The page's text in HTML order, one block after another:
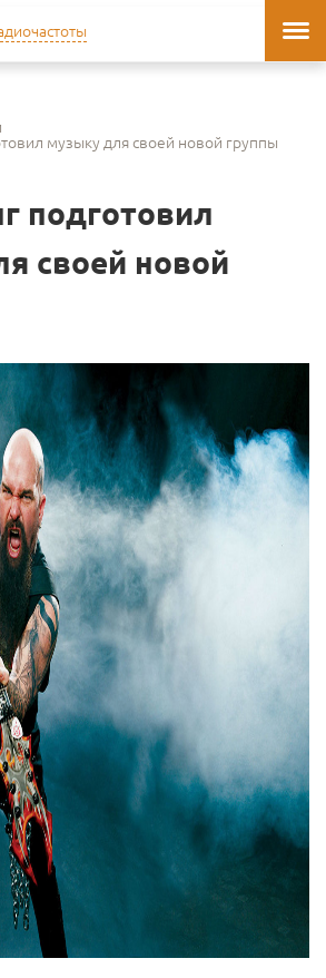
музыку для своей новой группы
подготовил
своей новой